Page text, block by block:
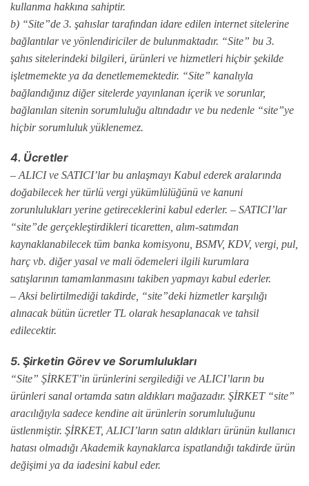
kullanma hakkına sahiptir.
b) “Site”de 3. şahıslar tarafından idare edilen internet sitelerine
bağlantılar ve yönlendiriciler de bulunmaktadır. “Site” bu 3.
şahıs sitelerindeki bilgileri, ürünleri ve hizmetleri hiçbir şekilde
işletmemekte ya da denetlememektedir. “Site” kanalıyla
bağlandığınız diğer sitelerde yayınlanan içerik ve sorunlar,
bağlanılan sitenin sorumluluğu altındadır ve bu nedenle “site”ye
hiçbir sorumluluk yüklenemez.
4. Ücretler
– ALICI ve SATICI’lar bu anlaşmayı Kabul ederek aralarında
doğabilecek her türlü vergi yükümlülüğünü ve kanuni
zorunlulukları yerine getireceklerini kabul ederler. – SATICI’lar
“site”de gerçekleştirdikleri ticaretten, alım-satımdan
kaynaklanabilecek tüm banka komisyonu, BSMV, KDV, vergi, pul,
harç vb. diğer yasal ve mali ödemeleri ilgili kurumlara
satışlarının tamamlanmasını takiben yapmayı kabul ederler.
– Aksi belirtilmediği takdirde, “site”deki hizmetler karşılığı
alınacak bütün ücretler TL olarak hesaplanacak ve tahsil
edilecektir.
5. Şirketin Görev ve Sorumlulukları
“Site” ŞİRKET’in ürünlerini sergilediği ve ALICI’ların bu
ürünleri sanal ortamda satın aldıkları mağazadır. ŞİRKET “site”
aracılığıyla sadece kendine ait ürünlerin sorumluluğunu
üstlenmiştir. ŞİRKET, ALICI’ların satın aldıkları ürünün kullanıcı
hatası olmadığı Akademik kaynaklarca ispatlandığı takdirde ürün
değişimi ya da iadesini kabul eder.